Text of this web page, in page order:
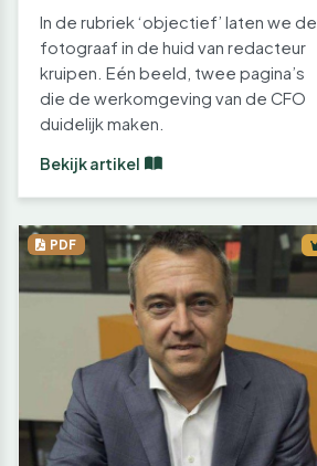
In de rubriek ‘objectief’ laten we de
fotograaf in de huid van redacteur
kruipen. Eén beeld, twee pagina’s
die de werkomgeving van de CFO
duidelijk maken.
Bekijk artikel
PDF